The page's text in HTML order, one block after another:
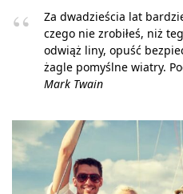
Za dwadzieścia lat
czego nie zrobiłeś, niż
odwiąż liny, opuść
żagle pomyślne wiatry.
Mark Twain